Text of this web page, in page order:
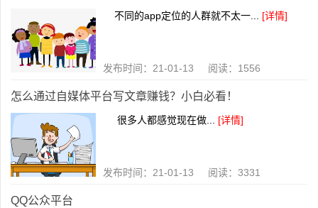
不同的app定位的人群就不太一... [详情]
发布时间：21-01-13 阅读：1556
怎么通过自媒体平台写文章赚钱？小白必看！
很多人都感觉现在做... [详情]
发布时间：21-01-13 阅读：3331
QQ公众平台